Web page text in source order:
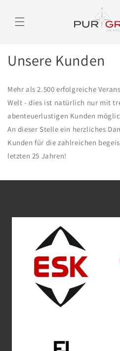
Inhalt
Kunden
Unsere Kunden
Mehr als 2.500 erfolgreiche
Welt - dies ist natürlich nur mit
abenteuerlustigen Kunden
An dieser Stelle ein herzliches
Kunden für die zahlreichen
letzten 25 Jahren!